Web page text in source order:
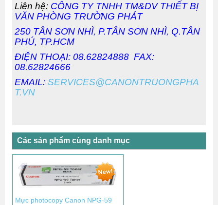
Liên hệ: CÔNG TY TNHH TM&DV THIẾT BỊ
VĂN PHÒNG TRƯỜNG PHÁT
250 TÂN SƠN NHÌ, P.TÂN SƠN NHÌ, Q.TÂN
PHÚ, TP.HCM
ĐIỆN THOẠI: 08.62824888 FAX:
08.62824666
EMAIL: SERVICES@CANONTRUONGPHA
T.VN
Các sản phẩm cùng danh mục
Mực photocopy Canon NPG-59